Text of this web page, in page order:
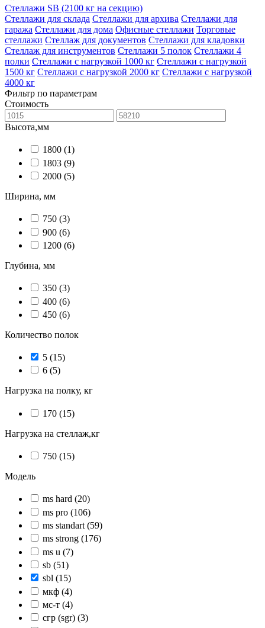
Стеллажи SB (2100 кг на секцию)
Стеллажи для склада Стеллажи для архива Стеллажи для
гаража Стеллажи для дома Офисные стеллажи Торговые
стеллажи Стеллаж для документов Стеллажи для кладовки
Стеллаж для инструментов Стеллажи 5 полок Стеллажи 4
полки Стеллажи с нагрузкой 1000 кг Стеллажи с нагрузкой
1500 кг Стеллажи с нагрузкой 2000 кг Стеллажи с нагрузкой
4000 кг
Фильтр по параметрам
Стоимость
Высота,мм
1800 (1)
1803 (9)
2000 (5)
Ширина, мм
750 (3)
900 (6)
1200 (6)
Глубина, мм
350 (3)
400 (6)
450 (6)
Количество полок
5 (15)
6 (5)
Нагрузка на полку, кг
170 (15)
Нагрузка на стеллаж,кг
750 (15)
Модель
ms hard (20)
ms pro (106)
ms standart (59)
ms strong (176)
ms u (7)
sb (51)
sbl (15)
мкф (4)
мс-т (4)
сгр (sgr) (3)